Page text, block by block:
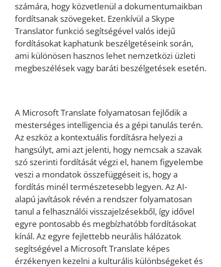
számára, hogy közvetlenül a dokumentumaikban
fordítsanak szövegeket. Ezenkívül a Skype
Translator funkció segítségével valós idejű
fordításokat kaphatunk beszélgetéseink során,
ami különösen hasznos lehet nemzetközi üzleti
megbeszélések vagy baráti beszélgetések esetén.
A Microsoft Translate folyamatosan fejlődik a
mesterséges intelligencia és a gépi tanulás terén.
Az eszköz a kontextuális fordításra helyezi a
hangsúlyt, ami azt jelenti, hogy nemcsak a szavak
szó szerinti fordítását végzi el, hanem figyelembe
veszi a mondatok összefüggéseit is, hogy a
fordítás minél természetesebb legyen. Az AI-
alapú javítások révén a rendszer folyamatosan
tanul a felhasználói visszajelzésekből, így idővel
egyre pontosabb és megbízhatóbb fordításokat
kínál. Az egyre fejlettebb neurális hálózatok
segítségével a Microsoft Translate képes
érzékenyen kezelni a kulturális különbségeket és